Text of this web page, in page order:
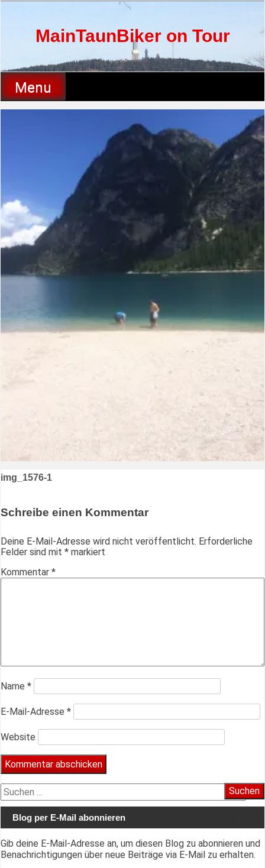
MainTaunBiker on Tour
Menu
Beitragsnavigation
img_1576-1
Schreibe einen Kommentar
Deine E-Mail-Adresse wird nicht veröffentlicht. Erforderliche
Felder sind mit * markiert
Kommentar *
Name *
E-Mail-Adresse *
Website
Suchen
nach:
Blog per E-Mail abonnieren
Gib deine E-Mail-Adresse an, um diesen Blog zu abonnieren und
Benachrichtigungen über neue Beiträge via E-Mail zu erhalten.